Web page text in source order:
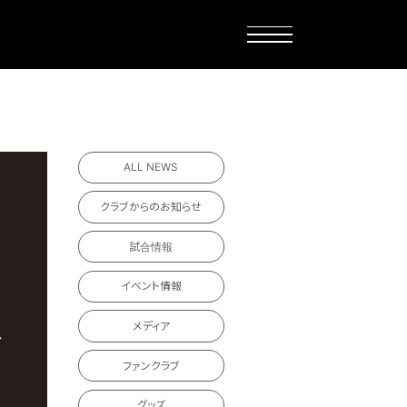
ALL NEWS
クラブからのお知らせ
試合情報
イベント情報
メディア
ファンクラブ